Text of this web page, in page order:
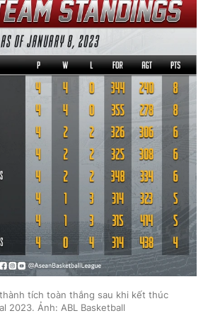
tích toàn thắng sau khi kết thúc
2023. Ảnh: ABL Basketball